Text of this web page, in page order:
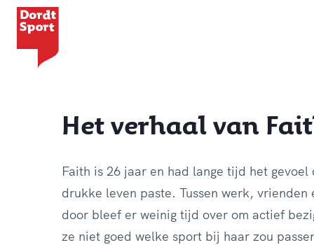
Het verhaal van
Faith is 26 jaar en had lange tijd het
drukke leven paste. Tussen werk, vrienden
door bleef er weinig tijd over om actief
ze niet goed welke sport bij haar zou